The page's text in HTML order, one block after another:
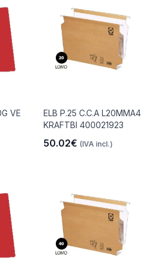
VE
ELB P.25 C.C.A L20MMA4
KRAFTBI 400021923
50.02€ (IVA incl.)